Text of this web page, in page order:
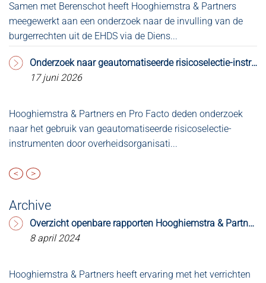
Samen met Berenschot heeft Hooghiemstra & Partners
meegewerkt aan een onderzoek naar de invulling van de
burgerrechten uit de EHDS via de Diens...
Onderzoek naar geautomatiseerde risicoselectie-instrumenten aangeboden aan de Kamer
17 juni 2026
Hooghiemstra & Partners en Pro Facto deden onderzoek
naar het gebruik van geautomatiseerde risicoselectie-
instrumenten door overheidsorganisati...
< >
Archive
Overzicht openbare rapporten Hooghiemstra & Partners
8 april 2024
Hooghiemstra & Partners heeft ervaring met het verrichten